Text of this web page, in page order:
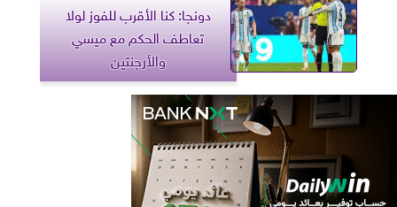
دونجا: كنا الأقرب للفوز لولا
تعاطف الحكم مع ميسي
والأرجنتين